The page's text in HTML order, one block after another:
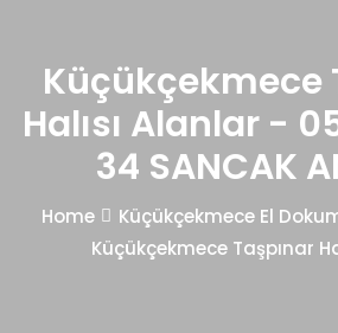
Küçükçekmece
Halısı Alanlar -
34 SANCAK
Home
Küçükçekmece El
Küçükçekmece Taşpınar